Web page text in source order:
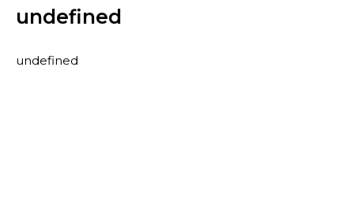
rubrique les primes et pénalités déclarées à ECOMAISON et CITEO (Eco
organismes français) lors de la déclaration annuelle de nos produits.
undefined
undefined